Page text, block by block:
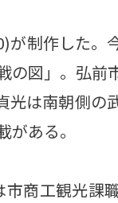
制作した。
の図」。弘前
光は南朝側の
ある。
商工観光課